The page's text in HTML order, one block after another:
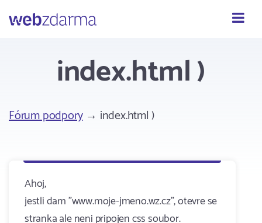
Webzdarma
index.html )
Fórum podpory→ index.html )
Ahoj,
jestli dam "www.moje-jmeno.wz.cz", otevre se
stranka ale neni pripojen css soubor.